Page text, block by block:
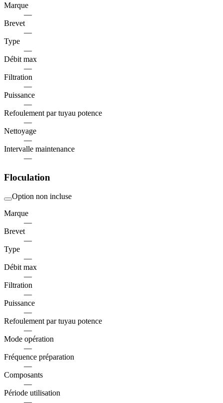
Marque
—
Brevet
—
Type
—
Débit max
—
Filtration
—
Puissance
—
Refoulement par tuyau potence
—
Nettoyage
—
Intervalle maintenance
—
Floculation
Option non incluse
Marque
—
Brevet
—
Type
—
Débit max
—
Filtration
—
Puissance
—
Refoulement par tuyau potence
—
Mode opération
—
Fréquence préparation
—
Composants
—
Période utilisation